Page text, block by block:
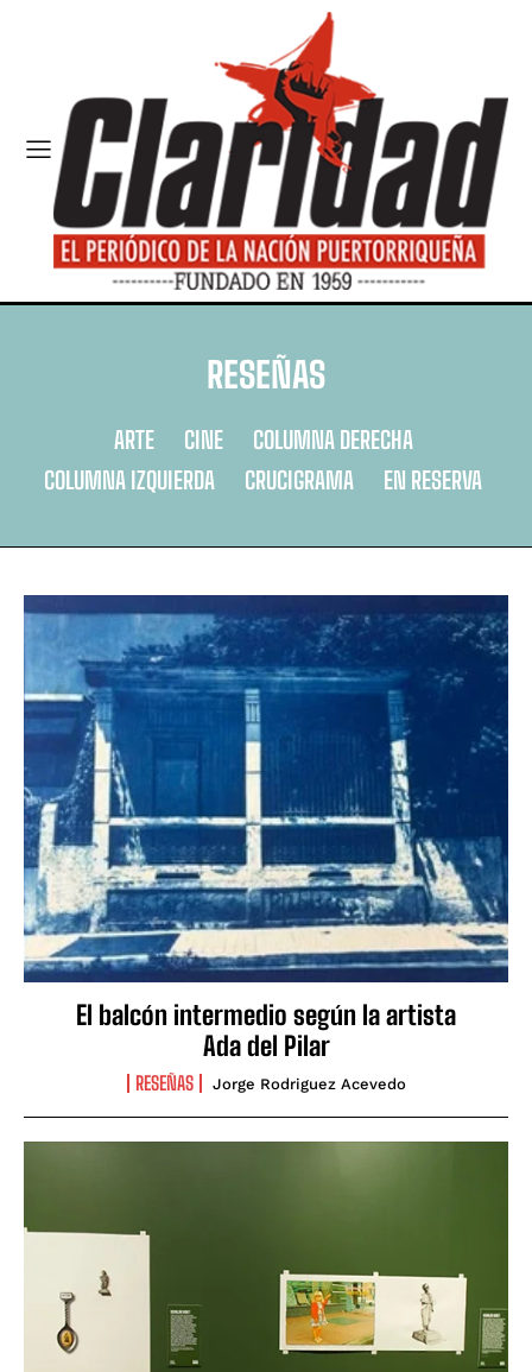
RESEÑAS
ARTE CINE
COLUMNA DERECHA
COLUMNA IZQUIERDA
CRUCIGRAMA EN RESERVA
El balcón intermedio según la artista
Ada del Pilar
RESEÑAS Jorge Rodriguez Acevedo